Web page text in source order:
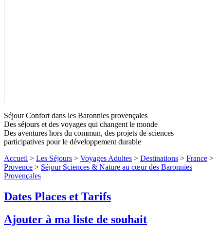
Séjour Sciences & Nature au cœur des
Une immersion douce entre paléontologie, biodiversité et
découvertes culturelles. Un voyage à travers le temps et la
et contemplation.↓ Lire le descriptif détaillé plus bas ↓
Séjour Confort dans les Baronnies provençales
Des séjours et des voyages qui changent le monde
Des aventures hors du commun, des projets de sciences
participatives pour le développement durable
Accueil > Les Séjours > Voyages Adultes > Destinations > France >
Provence > Séjour Sciences & Nature au cœur des Baronnies
Provençales
Dates Places et Tarifs
Ajouter à ma liste de souhait